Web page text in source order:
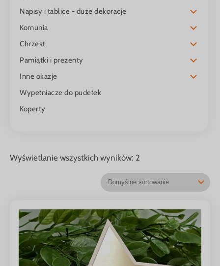
Napisy i tablice - duże dekoracje
Komunia
Chrzest
Pamiątki i prezenty
Inne okazje
Wypełniacze do pudełek
Koperty
Wyświetlanie wszystkich wyników: 2